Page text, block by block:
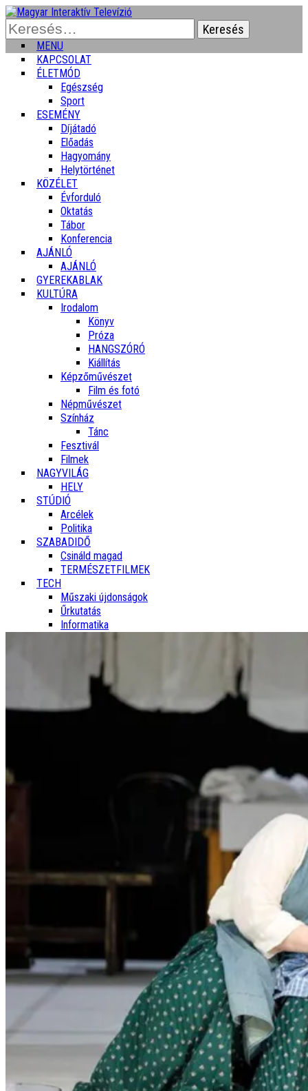
Keresés:
MENU
KAPCSOLAT
ÉLETMÓD
Egészség
Sport
ESEMÉNY
Díjátadó
Előadás
Hagyomány
Helytörténet
KÖZÉLET
Évforduló
Oktatás
Tábor
Konferencia
AJÁNLÓ
AJÁNLÓ
GYEREKABLAK
KULTÚRA
Irodalom
Könyv
Próza
HANGSZÓRÓ
Kiállítás
Képzőművészet
Film és fotó
Népművészet
Színház
Tánc
Fesztivál
Filmek
NAGYVILÁG
HELY
STÚDIÓ
Arcélek
Politika
SZABADIDŐ
Csináld magad
TERMÉSZETFILMEK
TECH
Műszaki újdonságok
Űrkutatás
Informatika